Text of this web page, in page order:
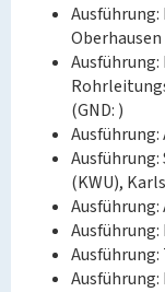
Oberhausen
(GND: )
(KWU),
Ausführung:
Ausführung: